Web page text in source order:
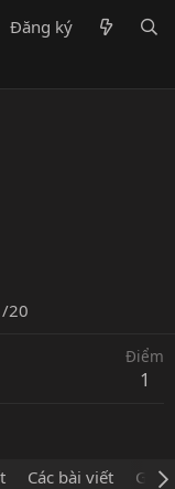
Đăng ký
20
Điểm
1
Các bài viết Giới